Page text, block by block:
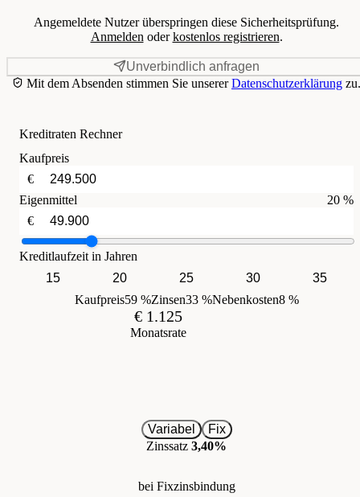
Angemeldete Nutzer überspringen diese Sicherheitsprüfung.
Anmelden oderkostenlos registrieren.
Unverbindlich anfragen
Mit dem Absenden stimmen Sie unsererDatenschutzerklärung zu.
Kreditraten Rechner
Kaufpreis
€
Eigenmittel
20 %
€
Kreditlaufzeit in Jahren
15
20 25 30
35
Kaufpreis59 %Zinsen33 %Nebenkosten8 %
€ 1.125
Monatsrate
Variabel
Fix
Zinssatz 3,40%
bei Fixzinsbindung